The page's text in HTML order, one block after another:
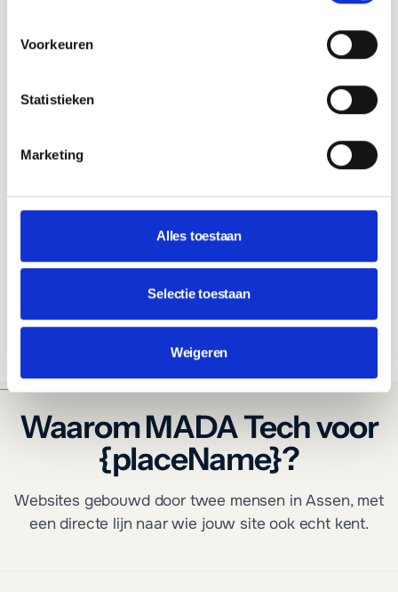
Voorkeuren
Statistieken
Marketing
Alles toestaan
Selectie toestaan
Weigeren
Snelle en stabiele hosting
Beveiliging en monitoring
E-mail support
@jouwdomein.nl mailadressen
Alle prijzen zijn vanaf, afhankelijk van wensen. Je krijgt altijd vooraf
WAAROM MADA TECH
Waarom MADA Tech voor
{placeName}?
Websites gebouwd door twee mensen in Assen, met
een directe lijn naar wie jouw site ook echt kent.